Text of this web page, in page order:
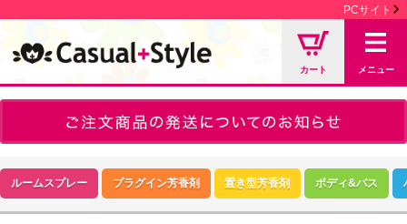
PCサイト
カート メニュー
ルームスプレー プラグイン芳香剤 置き型芳香剤 ボディ&バス